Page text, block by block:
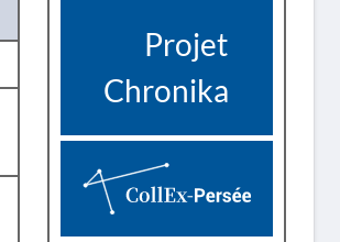
Projet
Chronika